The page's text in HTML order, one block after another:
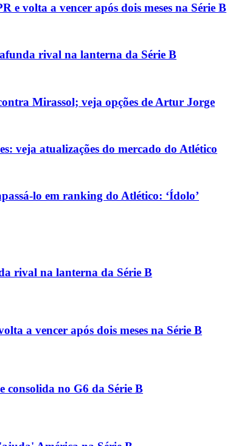
e volta a vencer após dois meses na Série B
afunda rival na lanterna da Série B
Mirassol; veja opções de Artur Jorge
veja atualizações do mercado do Atlético
lo em ranking do Atlético: ‘Ídolo’
rival na lanterna da Série B
a vencer após dois meses na Série B
consolida no G6 da Série B